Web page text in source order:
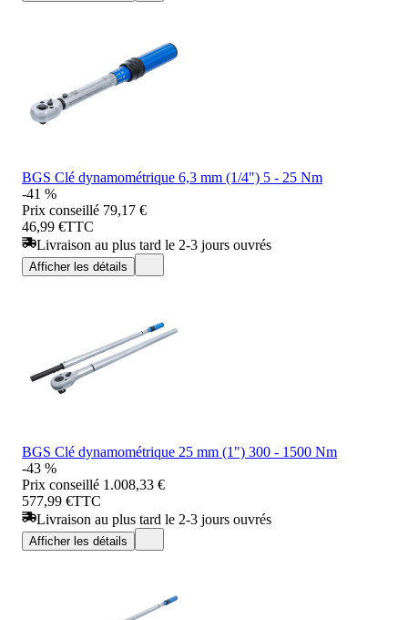
BGS Clé dynamométrique 6,3 mm (1/4") 5 - 25 Nm
-41 %
Prix conseillé 79,17 €
46,99 €TTC
Livraison au plus tard le 2-3 jours ouvrés
Afficher les détails
BGS Clé dynamométrique 25 mm (1") 300 - 1500 Nm
-43 %
Prix conseillé 1.008,33 €
577,99 €TTC
Livraison au plus tard le 2-3 jours ouvrés
Afficher les détails